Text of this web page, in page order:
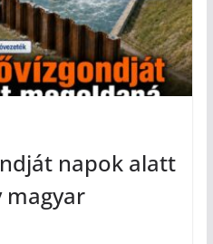
napok alatt
magyar